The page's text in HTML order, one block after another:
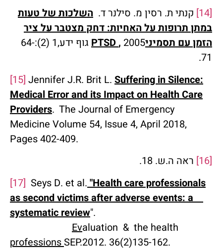
קנתי ת. רסין מ. סילנר ד.השלכות של טעות
במתן תרופות על האחיות: דחק מצטבר על ציר
הזמן עם תסמיני
PTSD,
2005 גוף ידע,1 (2):64-
71.
[15]Jennifer J.R. Brit L.Suffering in Silence:
Medical Error and its Impact on Health Care
Providers. The Journal of Emergency
Medicine Volume 54, Issue 4, April 2018,
Pages 402-409.
ראה ה.ש. 18.
[17]Seys D. et al."Health care professionals
as second victims after adverse events: a
systematic review
Evaluation & the health
professionsSEP.2012. 36(2)135-162.